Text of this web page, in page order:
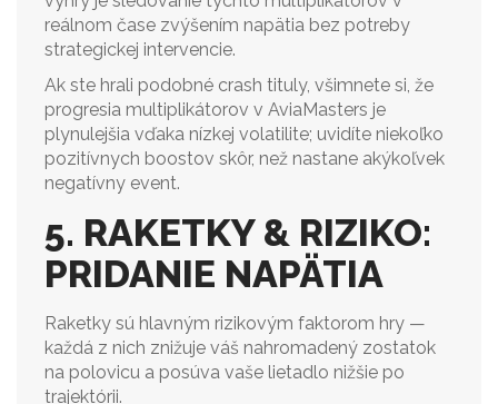
reálnom čase zvýšením napätia bez potreby
strategickej intervencie.
Ak ste hrali podobné crash tituly, všimnete si, že
progresia multiplikátorov v AviaMasters je
plynulejšia vďaka nízkej volatilite; uvidíte niekoľko
pozitívnych boostov skôr, než nastane akýkoľvek
negatívny event.
5. RAKETKY & RIZIKO:
PRIDANIE NAPÄTIA
Raketky sú hlavným rizikovým faktorom hry —
každá z nich znižuje váš nahromadený zostatok
na polovicu a posúva vaše lietadlo nižšie po
trajektórii.